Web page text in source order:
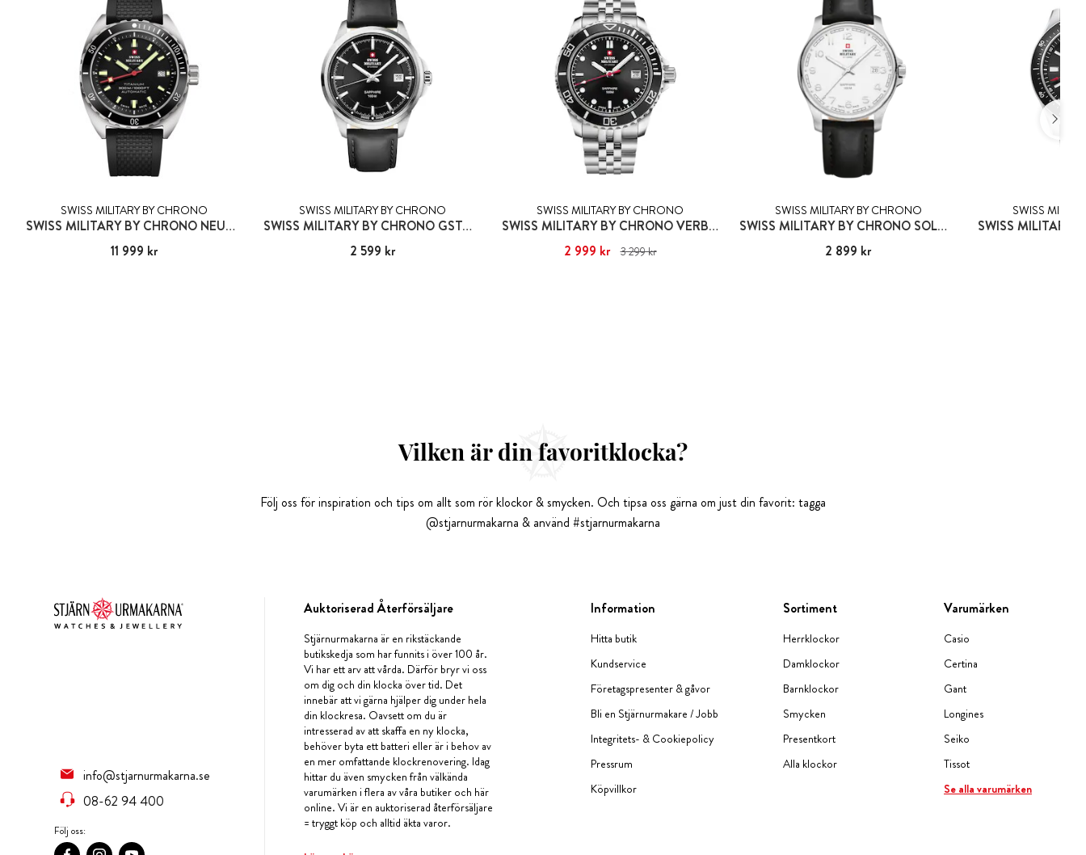
SWISS MILITARY BY CHRONO
SWISS MILITARY BY CHRONO NEUCHÂTEL
Pris:11 999 kr
11 999 kr
SWISS MILITARY BY CHRONO
SWISS MILITARY BY CHRONO GSTAAD
Pris :2 599 kr
2 599 kr
SWISS MILITARY BY CHRONO
SWISS MILITARY BY CHRONO VERBIER
Nuvarande pris: 2 999 krTidigare pris
2 999 kr 3 299 kr
SWISS MILITARY BY CHRONO
SWISS MILITARY BY CHRONO SOLOTHURN
Pris :2 899 kr
2 899 kr
SWISS
Vilken är din favoritklocka?
Följ oss för inspiration och tips om allt som rör klockor & smycken. Och tipsa oss gärna om just din favorit: tagga
@stjarnurmakarna & använd #stjarnurmakarna
info@stjarnurmakarna.se
08-62 94 400
Följ oss:
Auktoriserad Återförsäljare
Stjärnurmakarna är en rikstäckande
butikskedja som har funnits i över 100 år.
Vi har ett arv att vårda. Därför bryr vi oss
om dig och din klocka över tid. Det
innebär att vi gärna hjälper dig under hela
din klockresa. Oavsett om du är
intresserad av att skaffa en ny klocka,
behöver byta ett batteri eller är i behov av
en mer omfattande klockrenovering. Idag
hittar du även smycken från välkända
varumärken i flera av våra butiker och här
online. Vi är en auktoriserad återförsäljare
= tryggt köp och alltid äkta varor.
Information
Hitta butik
Kundservice
Företagspresenter & gåvor
Bli en Stjärnurmakare / Jobb
Integritets- & Cookiepolicy
Pressrum
Köpvillkor
Sortiment
Herrklockor
Damklockor
Barnklockor
Smycken
Presentkort
Alla klockor
Varumärken
Casio
Certina
Gant
Longines
Seiko
Tissot
Se alla varumärken